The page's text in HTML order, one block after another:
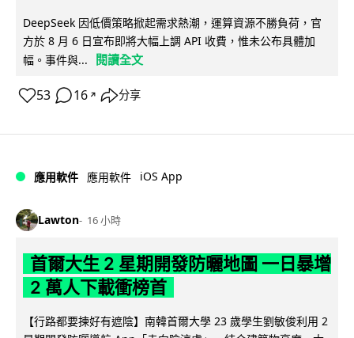
DeepSeek 因低價策略掀起需求熱潮，運算資源不勝負荷，官
方於 8 月 6 日宣布即將大幅上調 API 收費，惟未公布具體加
幅。事件與...
閱讀全文
53 16 ↗ 分享
應用軟件 應用軟件 iOS App
Lawton 16 小時
首爾大生 2 星期開發防曬地圖 一日暴增
2 萬人下載衝榜首
【行路都要揀好有遮陰】南韓首爾大學 23 歲學生劉敏俊利用 2